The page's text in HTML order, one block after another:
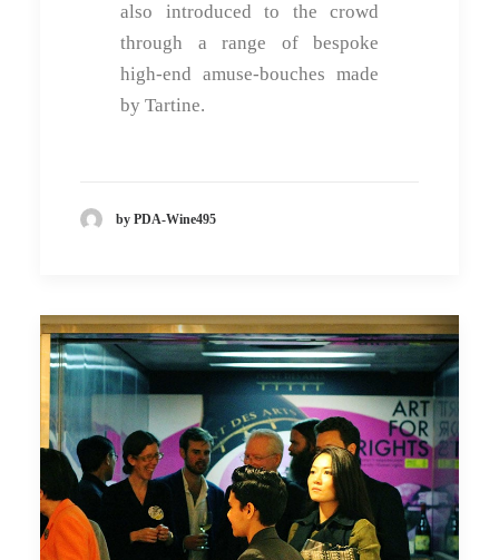
also introduced to the crowd
through a range of bespoke
high-end amuse-bouches made
by Tartine.
by PDA-Wine495